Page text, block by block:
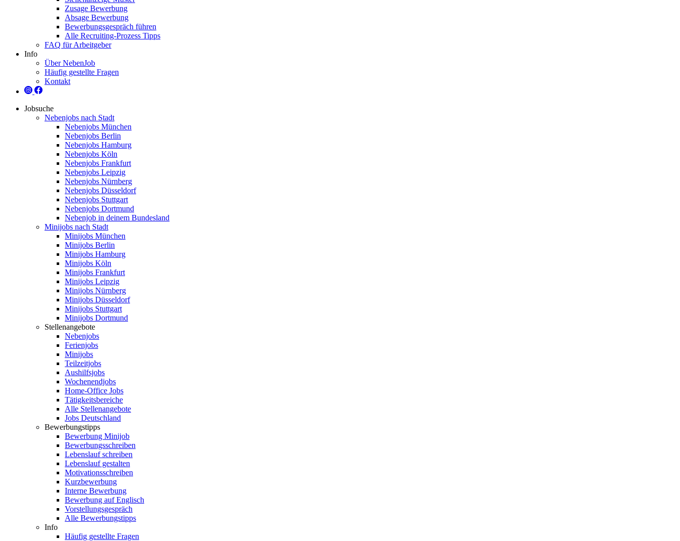
Zusage Bewerbung
Absage Bewerbung
Bewerbungsgespräch führen
Alle Recruiting-Prozess Tipps
FAQ für Arbeitgeber
Info
Über NebenJob
Häufig gestellte Fragen
Kontakt
Jobsuche
Nebenjobs nach Stadt
Nebenjobs München
Nebenjobs Berlin
Nebenjobs Hamburg
Nebenjobs Köln
Nebenjobs Frankfurt
Nebenjobs Leipzig
Nebenjobs Nürnberg
Nebenjobs Düsseldorf
Nebenjobs Stuttgart
Nebenjobs Dortmund
Nebenjob in deinem Bundesland
Minijobs nach Stadt
Minijobs München
Minijobs Berlin
Minijobs Hamburg
Minijobs Köln
Minijobs Frankfurt
Minijobs Leipzig
Minijobs Nürnberg
Minijobs Düsseldorf
Minijobs Stuttgart
Minijobs Dortmund
Stellenangebote
Nebenjobs
Ferienjobs
Minijobs
Teilzeitjobs
Aushilfsjobs
Wochenendjobs
Home-Office Jobs
Tätigkeitsbereiche
Alle Stellenangebote
Jobs Deutschland
Bewerbungstipps
Bewerbung Minijob
Bewerbungsschreiben
Lebenslauf schreiben
Lebenslauf gestalten
Motivationsschreiben
Kurzbewerbung
Interne Bewerbung
Bewerbung auf Englisch
Vorstellungsgespräch
Alle Bewerbungstipps
Info
Häufig gestellte Fragen